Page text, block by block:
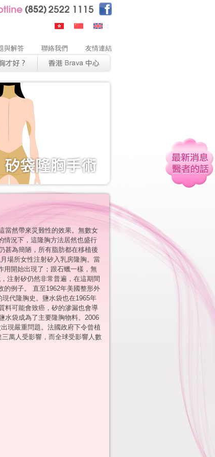
與解答 聯絡我們 友情連結
當然帶來災難性的效果。無數女
情況下，這隆胸方法居然也盛行
甚為簡陋，所有脂肪都在移植後
場所女性注射矽入乳房隆胸。當
用開始出現了；跟石蠟一樣，無
注射矽仍然非常普遍，在這期間
的例子。 直至1962年美國整形外
代隆胸史。鹽水袋也在1965年
料可能會致癌，矽的滲漏也會導
水袋成為了主要隆胸物料。2006
現嚴重問題。法國政府下令曾植
萬人受影響，而全球受影響人數